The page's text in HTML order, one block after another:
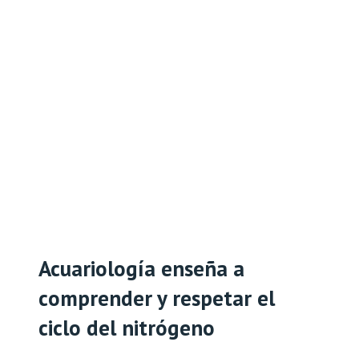
Acuariología enseña a
comprender y respetar el
ciclo del nitrógeno